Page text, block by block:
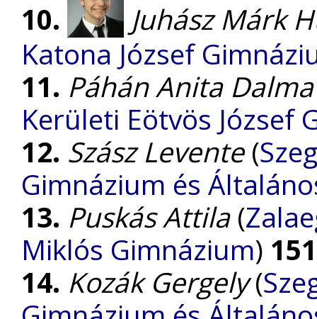
10.
Juhász Márk
Katona József
11. Páhán Anita Dalma
Kerületi Eötvös József
12. Szász Levente(
Gimnázium és
13. Puskás Attila(
Miklós Gimnázium)
14. Kozák Gergely(